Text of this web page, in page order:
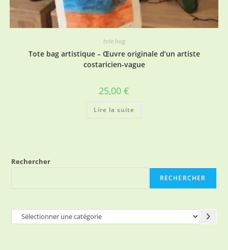
tote bag
Tote bag artistique – Œuvre originale d’un artiste
costaricien-vague
25,00 €
Lire la suite
Rechercher
RECHERCHER
Sélectionner